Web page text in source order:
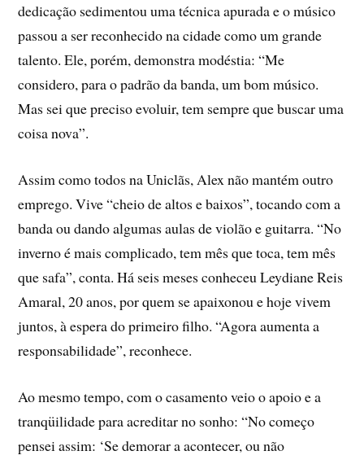
dedicação sedimentou uma técnica apurada e o músico
passou a ser reconhecido na cidade como um grande
talento. Ele, porém, demonstra modéstia: “Me
considero, para o padrão da banda, um bom músico.
Mas sei que preciso evoluir, tem sempre que buscar uma
coisa nova”.
Assim como todos na Uniclãs, Alex não mantém outro
emprego. Vive “cheio de altos e baixos”, tocando com a
banda ou dando algumas aulas de violão e guitarra. “No
inverno é mais complicado, tem mês que toca, tem mês
que safa”, conta. Há seis meses conheceu Leydiane Reis
Amaral, 20 anos, por quem se apaixonou e hoje vivem
juntos, à espera do primeiro filho. “Agora aumenta a
responsabilidade”, reconhece.
Ao mesmo tempo, com o casamento veio o apoio e a
tranqüilidade para acreditar no sonho: “No começo
pensei assim: ‘Se demorar a acontecer, ou não